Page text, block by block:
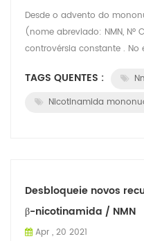
Desde o advento do
(nome abreviado: NMN, Nº
controvérsia constante .
TAGS QUENTES :
Nicotinamida
Desbloqueie novos
β-nicotinamida / NMN
Apr , 20 2021